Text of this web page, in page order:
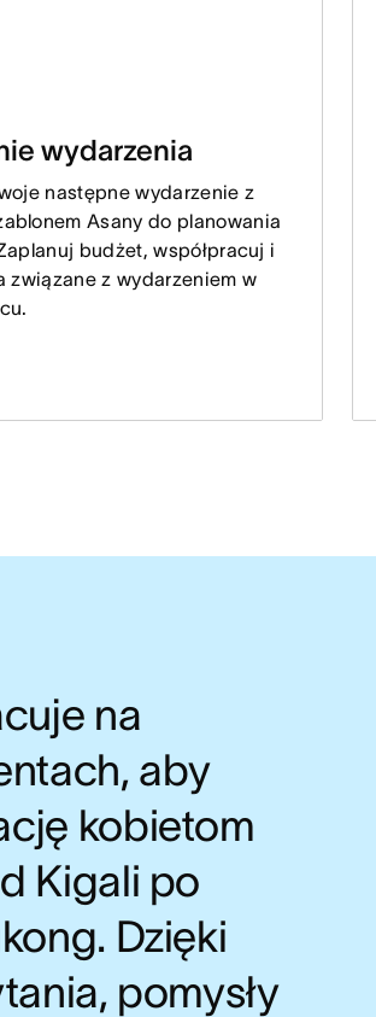
wydarzenia
następne wydarzenie z
Asany do planowania
budżet, współpracuj i
związane z wydarzeniem w
na
aby
kobietom
Kigali po
Dzięki
pomysły